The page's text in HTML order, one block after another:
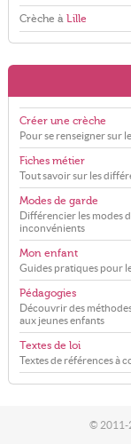
Crèche à Lille
Créer une crèche
Pour se renseigner sur
Fiches métier
Tout savoir sur les
Modes de garde
Différencier les modes
inconvénients
Mon enfant
Guides pratiques pour
Pédagogies
Découvrir des
aux jeunes enfants
Textes de loi
Textes de références à
© 2011-